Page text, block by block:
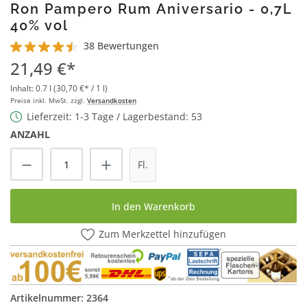
Ron Pampero Rum Aniversario - 0,7L
40% vol
Durchschnittliche Bewertung von 4.5 von 5 Sternen
38 Bewertungen
21,49 €*
Inhalt:0.7 l (30,70 €* / 1 l)
Preise inkl. MwSt. zzgl. Versandkosten
Lieferzeit: 1-3 Tage / Lagerbestand: 53
ANZAHL
Produkt Anzahl: Gib den gewünschten
Fl.
In den Warenkorb
Zum Merkzettel hinzufügen
Artikelnummer: 2364